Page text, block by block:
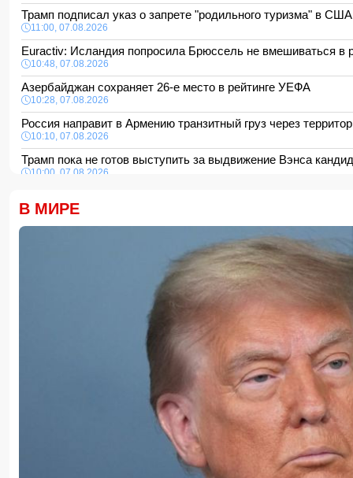
Трамп подписал указ о запрете "родильного туризма" в
11:00, 07.08.2026
Euractiv: Исландия попросила Брюссель не вмешиваться в
10:48, 07.08.2026
Азербайджан сохраняет 26-е место в рейтинге УЕФА
10:28, 07.08.2026
Россия направит в Армению транзитный груз через
10:10, 07.08.2026
Трамп пока не готов выступить за выдвижение Вэнса
10:00, 07.08.2026
21:48, 06.08.2026
Трамп уберег ребенка от падения со сцены
В Турции прозвучали призывы пересмотреть отношения с
Такер Карлсон обвинил руководство США во лжи
Названо лучшее сочетание для защиты сердца и сосудов
Салах официально стал игроком "Трабзонспора":
В США ожидается ускоренное рассмотрение
Вниманию пассажиров: меняются схемы движения шести
В МИРЕ